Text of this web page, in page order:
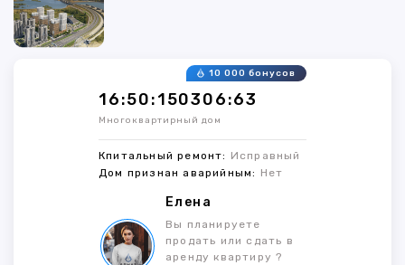
16:50:150306:63
10 000 бонусов
Многоквартирный дом
Кпитальный ремонт: Исправный
Дом признан аварийным: Нет
Елена
Вы планируете
продать или сдать в
аренду квартиру ?